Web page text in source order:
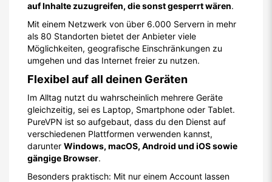
auf Inhalte zuzugreifen, die sonst gesperrt wären.
Mit einem Netzwerk von über 6.000 Servern in mehr
als 80 Standorten bietet der Anbieter viele
Möglichkeiten, geografische Einschränkungen zu
umgehen und das Internet freier zu nutzen.
Flexibel auf all deinen Geräten
Im Alltag nutzt du wahrscheinlich mehrere Geräte
gleichzeitig, sei es Laptop, Smartphone oder Tablet.
PureVPN ist so aufgebaut, dass du den Dienst auf
verschiedenen Plattformen verwenden kannst,
darunter Windows, macOS, Android und iOS sowie
gängige Browser.
Besonders praktisch: Mit nur einem Account lassen